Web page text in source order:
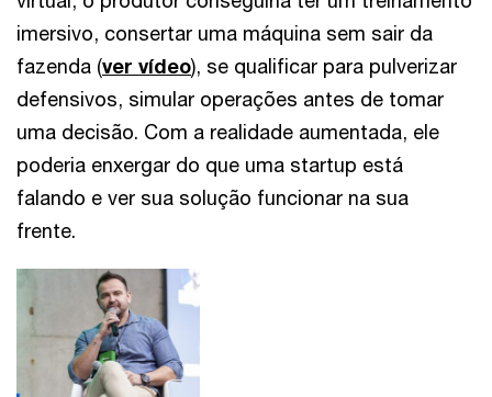
imersivo, consertar uma máquina sem sair da
fazenda (ver vídeo), se qualificar para pulverizar
defensivos, simular operações antes de tomar
uma decisão. Com a realidade aumentada, ele
poderia enxergar do que uma startup está
falando e ver sua solução funcionar na sua
frente.